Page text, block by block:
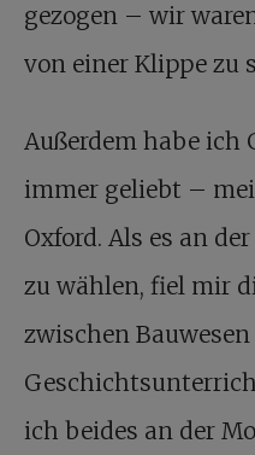
gezogen – wir
von einer Klippe zu
Außerdem habe ich
immer geliebt –
Oxford. Als es an
zu wählen, fiel mir
zwischen
ich beides an der